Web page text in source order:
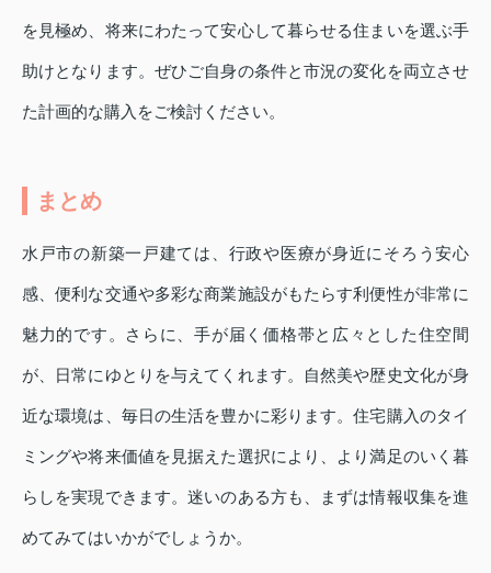
を見極め、将来にわたって安心して暮らせる住まいを選ぶ手
助けとなります。ぜひご自身の条件と市況の変化を両立させ
た計画的な購入をご検討ください。
まとめ
水戸市の新築一戸建ては、行政や医療が身近にそろう安心
感、便利な交通や多彩な商業施設がもたらす利便性が非常に
魅力的です。さらに、手が届く価格帯と広々とした住空間
が、日常にゆとりを与えてくれます。自然美や歴史文化が身
近な環境は、毎日の生活を豊かに彩ります。住宅購入のタイ
ミングや将来価値を見据えた選択により、より満足のいく暮
らしを実現できます。迷いのある方も、まずは情報収集を進
めてみてはいかがでしょうか。